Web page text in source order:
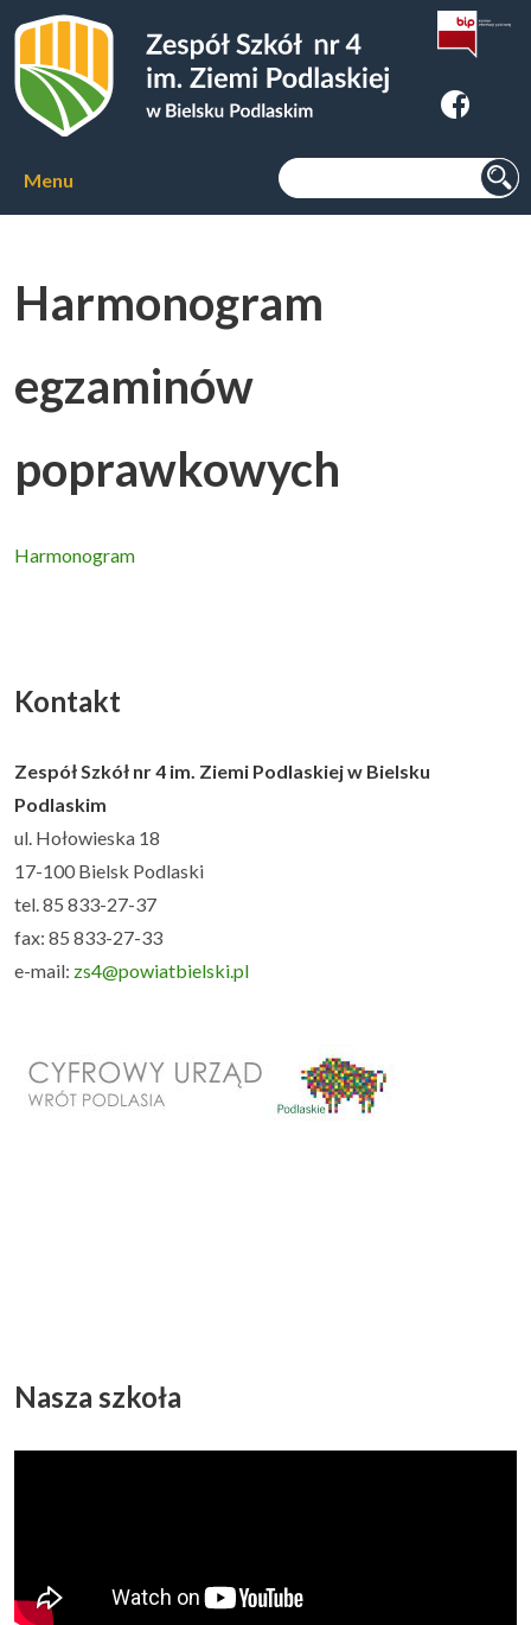
Zespoł Szkół nr 4 im. Ziemi
Podlaskiej w Bielsku Podlaskim
Szukaj:
Menu
O szkole
Kierunki kształcenia
Kontakt
Harmonogram
egzaminów
poprawkowych
Harmonogram
Kontakt
Zespół Szkół nr 4 im. Ziemi Podlaskiej w Bielsku
Podlaskim
ul. Hołowieska 18
17-100 Bielsk Podlaski
tel. 85 833-27-37
fax: 85 833-27-33
e-mail: zs4@powiatbielski.pl
Nasza szkoła